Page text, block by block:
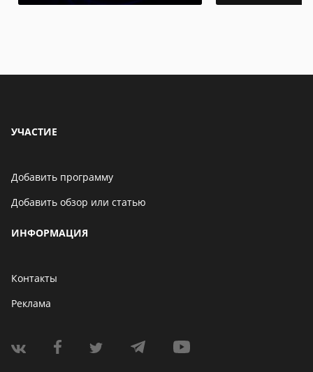
УЧАСТИЕ
Добавить программу
Добавить обзор или статью
ИНФОРМАЦИЯ
Контакты
Реклама